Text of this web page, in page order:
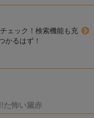
ェック！検索機能も充
かるはず！
た怖い黛赤